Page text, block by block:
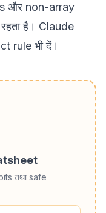
और non-array
है। Claude
rule भी दें।
तथा safe